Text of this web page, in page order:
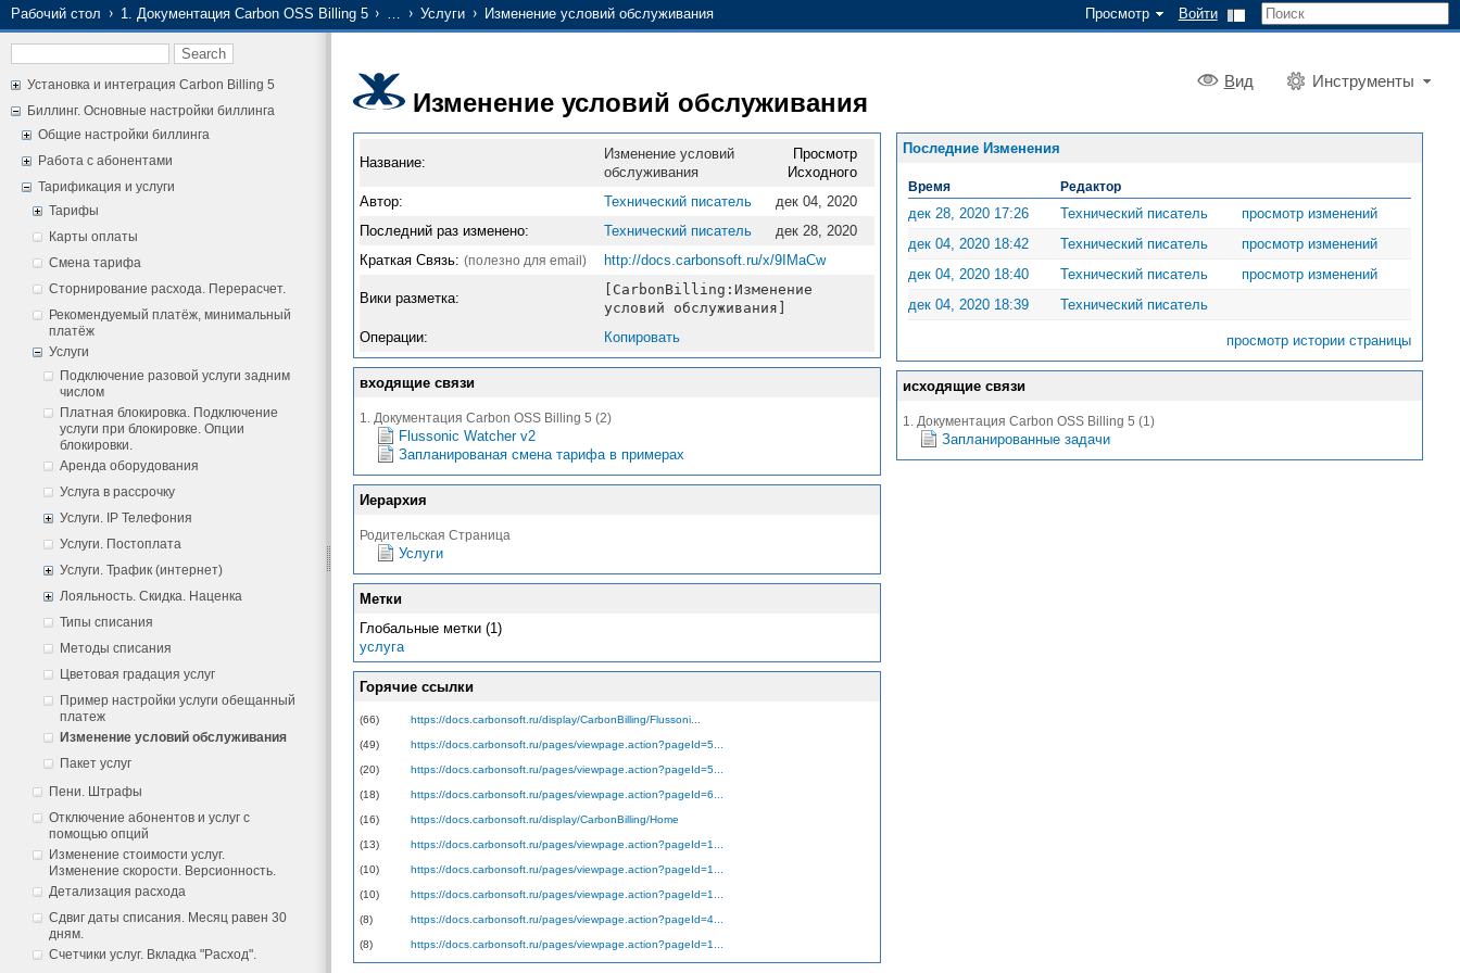
Просмотр Войти
Рабочий стол 1. Документация Carbon OSS Billing 5 … Услуги Изменение условий обслуживания
Установка и интеграция Carbon Billing 5
Биллинг. Основные настройки биллинга
Общие настройки биллинга
Работа с абонентами
Тарификация и услуги
Тарифы
Карты оплаты
Смена тарифа
Сторнирование расхода. Перерасчет.
Рекомендуемый платёж, минимальный
платёж
Услуги
Подключение разовой услуги задним
числом
Платная блокировка. Подключение
услуги при блокировке. Опции
блокировки.
Аренда оборудования
Услуга в рассрочку
Услуги. IP Телефония
Услуги. Постоплата
Услуги. Трафик (интернет)
Лояльность. Скидка. Наценка
Типы списания
Методы списания
Цветовая градация услуг
Пример настройки услуги обещанный
платеж
Изменение условий обслуживания
Пакет услуг
Пени. Штрафы
Отключение абонентов и услуг с
помощью опций
Изменение стоимости услуг.
Изменение скорости. Версионность.
Детализация расхода
Сдвиг даты списания. Месяц равен 30
дням.
Счетчики услуг. Вкладка "Расход".
Вид Инструменты
Изменение условий обслуживания
Название:
Изменение условий
обслуживания
Просмотр
Исходного
Автор:
Технический писатель
дек 04, 2020
Последний раз изменено:
Технический писатель
дек 28, 2020
Краткая Связь: (полезно для email) http://docs.carbonsoft.ru/x/9IMaCw
Вики разметка:
[CarbonBilling:Изменение
условий обслуживания]
Операции:
Копировать
входящие связи
1. Документация Carbon OSS Billing 5 (2)
Flussonic Watcher v2
Запланированая смена тарифа в примерах
Иерархия
Родительская Страница
Услуги
Метки
Глобальные метки (1)
услуга
Горячие ссылки
(66) https://docs.carbonsoft.ru/display/CarbonBilling/Flussoni...
(49) https://docs.carbonsoft.ru/pages/viewpage.action?pageId=5...
(20) https://docs.carbonsoft.ru/pages/viewpage.action?pageId=5...
(18) https://docs.carbonsoft.ru/pages/viewpage.action?pageId=6...
(16) https://docs.carbonsoft.ru/display/CarbonBilling/Home
(13) https://docs.carbonsoft.ru/pages/viewpage.action?pageId=1...
(10) https://docs.carbonsoft.ru/pages/viewpage.action?pageId=1...
(10) https://docs.carbonsoft.ru/pages/viewpage.action?pageId=1...
(8) https://docs.carbonsoft.ru/pages/viewpage.action?pageId=4...
(8) https://docs.carbonsoft.ru/pages/viewpage.action?pageId=1...
Последние Изменения
Время Редактор
дек 28, 2020 17:26 Технический писатель
просмотр изменений
дек 04, 2020 18:42
Технический писатель
просмотр изменений
дек 04, 2020 18:40
Технический писатель
просмотр изменений
дек 04, 2020 18:39
Технический писатель
просмотр истории страницы
исходящие связи
1. Документация Carbon OSS Billing 5 (1)
Запланированные задачи